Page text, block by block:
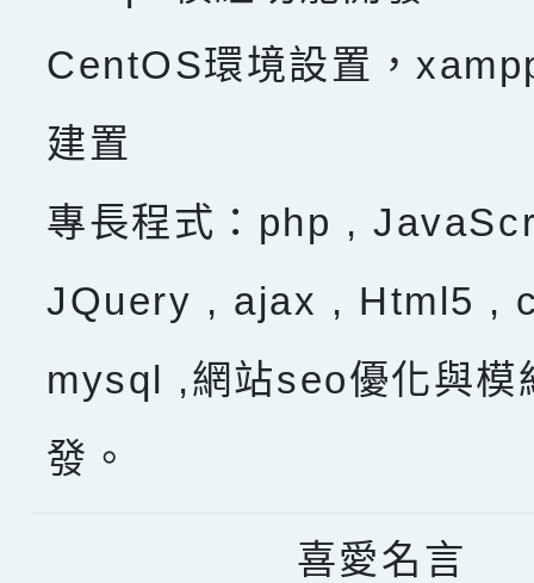
CentOS環境設置，
建置
專長程式：php ,
JQuery , ajax , Html5 ,
mysql ,網站seo優化與模
發。
喜愛名言